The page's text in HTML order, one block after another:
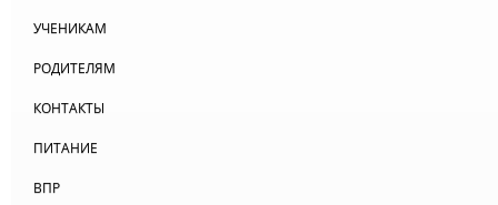
УЧЕНИКАМ
РОДИТЕЛЯМ
КОНТАКТЫ
ПИТАНИЕ
ВПР